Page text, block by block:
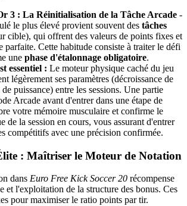
3 : La Réinitialisation de la Tâche Arcade -
le plus élevé provient souvent des tâches
cible), qui offrent des valeurs de points fixes et
parfaite. Cette habitude consiste à traiter le défi
une phase d'étalonnage obligatoire.
essentiel : Le moteur physique caché du jeu
légèrement ses paramètres (décroissance de
puissance) entre les sessions. Une partie
Arcade avant d'entrer dans une étape de
votre mémoire musculaire et confirme le
de la session en cours, vous assurant d'entrer
compétitifs avec une précision confirmée.
: Maîtriser le Moteur de Notation
dans Euro Free Kick Soccer 20 récompense
et l'exploitation de la structure des bonus. Ces
pour maximiser le ratio points par tir.